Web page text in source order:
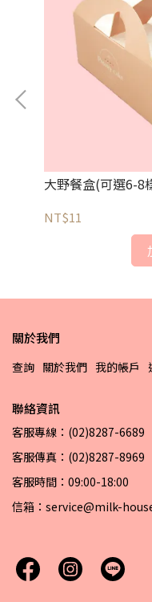
大野餐盒(可選6-8
NT$11
關於我們
查詢 關於我們 我的帳戶
聯絡資訊
客服專線：(02)8287-6689
客服傳真：(02)8287-8969
客服時間：09:00-18:00
信箱：service@milk-